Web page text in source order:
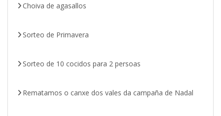
Choiva de agasallos
Sorteo de Primavera
Sorteo de 10 cocidos para 2 persoas
Rematamos o canxe dos vales da campaña de Nadal